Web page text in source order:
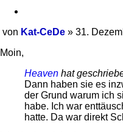
von Kat-CeDe » 31.
Moin,
Heaven hat
Dann haben sie es
der Grund warum ich
habe. Ich war
hatte. Da war direkt